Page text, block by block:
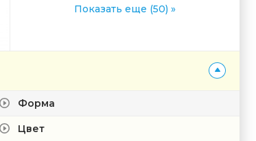
Показать еще (50) »
Форма
Цвет